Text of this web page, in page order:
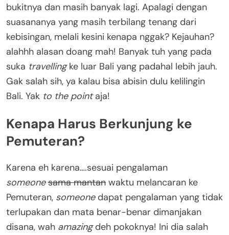
bukitnya dan masih banyak lagi. Apalagi dengan
suasananya yang masih terbilang tenang dari
kebisingan, melali kesini kenapa nggak? Kejauhan?
alahhh alasan doang mah! Banyak tuh yang pada
suka travellingke luar Bali yang padahal lebih jauh.
Gak salah sih, ya kalau bisa abisin dulu kelilingin
Bali. Yak to the pointaja!
Kenapa Harus Berkunjung ke
Pemuteran?
Karena eh karena….sesuai pengalaman
someone sama mantan waktu melancaran ke
Pemuteran, someonedapat pengalaman yang tidak
terlupakan dan mata benar-benar dimanjakan
disana, wah amazingdeh pokoknya! Ini dia salah